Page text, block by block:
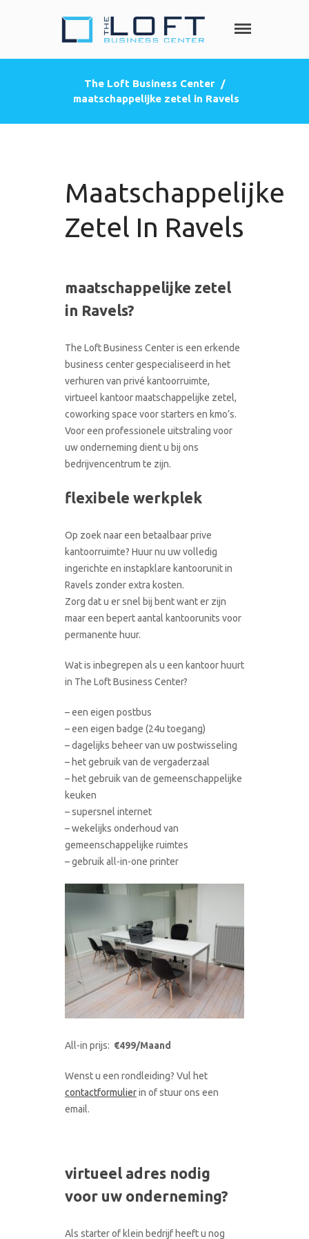
HOME
DIENSTEN
Co-working space
Coaching / Consulting
FOTO’S
PRIJZEN
The Loft
Business
co-working
space, een
The Loft Business Center
/
maatschappelijke zetel in Ravels
Maatschappelijke
Zetel In Ravels
maatschappelijke zetel
in Ravels?
The Loft Business Center is een erkende
business center gespecialiseerd in het
verhuren van privé kantoorruimte,
virtueel kantoor maatschappelijke zetel,
coworking space voor starters en kmo’s.
Voor een professionele uitstraling voor
uw onderneming dient u bij ons
bedrijvencentrum te zijn.
flexibele werkplek
Op zoek naar een betaalbaar prive
kantoorruimte? Huur nu uw volledig
ingerichte en instapklare kantoorunit in
Ravels zonder extra kosten.
Zorg dat u er snel bij bent want er zijn
maar een bepert aantal kantoorunits voor
permanente huur.
Wat is inbegrepen als u een kantoor huurt
in The Loft Business Center?
– een eigen postbus
– een eigen badge (24u toegang)
– dagelijks beheer van uw postwisseling
– het gebruik van de vergaderzaal
– het gebruik van de gemeenschappelijke
keuken
– supersnel internet
– wekelijks onderhoud van
gemeenschappelijke ruimtes
– gebruik all-in-one printer
All-in prijs: €499/Maand
Wenst u een rondleiding? Vul het
contactformulierin of stuur ons een
email.
virtueel adres nodig
voor uw onderneming?
Als starter of klein bedrijf heeft u nog